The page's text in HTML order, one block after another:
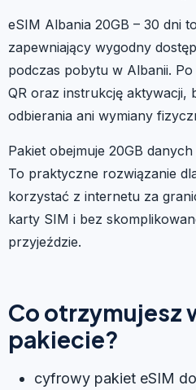
eSIM Albania 20GB – 30 dni
zapewniający wygodny
podczas pobytu w Albanii.
QR oraz instrukcję aktywacji,
odbierania ani wymiany
Pakiet obejmuje 20GB
To praktyczne rozwiązanie
korzystać z internetu za
karty SIM i bez
przyjeździe.
Co otrzymujesz
pakiecie?
cyfrowy pakiet eSIM